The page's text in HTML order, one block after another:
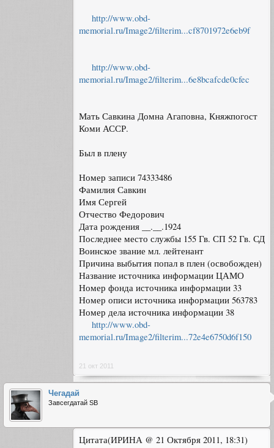
http://www.obd-
memorial.ru/Image2/filterim...cf8701972e6eb9f
http://www.obd-
memorial.ru/Image2/filterim...6e8bcafcde0cfec
Мать Савкина Домна Агаповна, Княжпогост
Коми АССР.
Был в плену
Номер записи 74333486
Фамилия Савкин
Имя Сергей
Отчество Федорович
Дата рождения __.__.1924
Последнее место службы 155 Гв. СП 52 Гв. СД
Воинское звание мл. лейтенант
Причина выбытия попал в плен (освобожден)
Название источника информации ЦАМО
Номер фонда источника информации 33
Номер описи источника информации 563783
Номер дела источника информации 38
http://www.obd-
memorial.ru/Image2/filterim...72e4e6750d6f150
21 окт 2011
Чегадай
Завсегдатай SB
Цитата(ИРИНА @ 21 Октября 2011, 18:31)